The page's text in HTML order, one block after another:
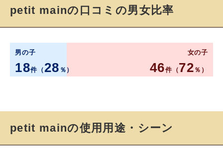
petit mainの口コミの男女比率
男の子
18件（ 28 ％）
女の子
46件（72 ％）
petit mainの使用用途・シーン